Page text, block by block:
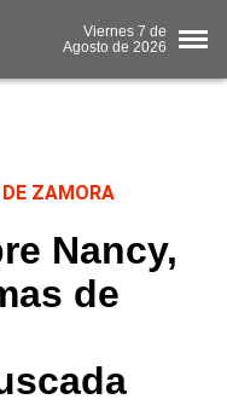
Viernes 7 de
Agosto de 2026
ZAMORA
Nancy,
de